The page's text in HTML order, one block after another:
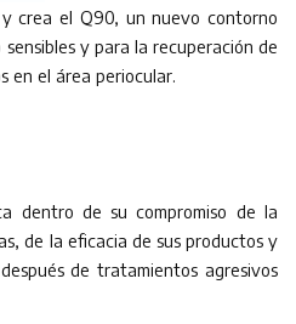
crea el Q90, un nuevo contorno
sensibles y para la recuperación de
en el área periocular.
dentro de su compromiso de la
de la eficacia de sus productos y
de tratamientos agresivos